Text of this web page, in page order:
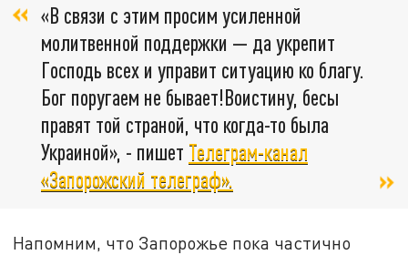
«В связи с этим просим усиленной
молитвенной поддержки — да укрепит
Господь всех и управит ситуацию ко благу.
Бог поругаем не бывает!Воистину, бесы
правят той страной, что когда-то была
Украиной», - пишет Телеграм-канал
«Запорожский телеграф».
Напомним, что Запорожье пока частично